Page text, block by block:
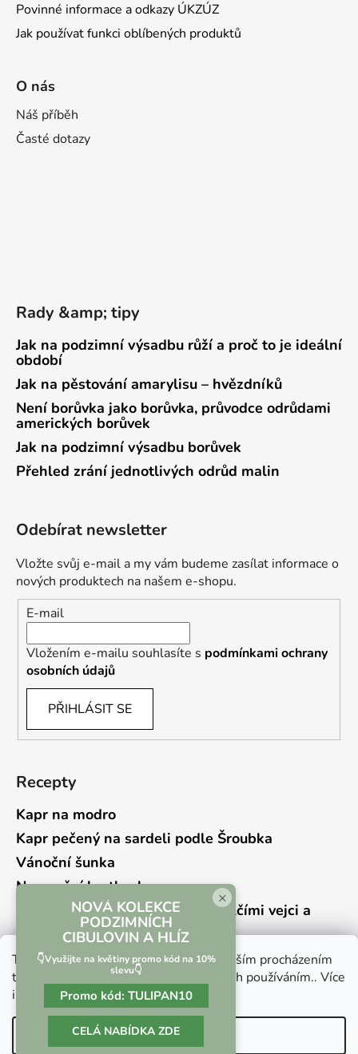
Tento web používá soubory cookie. Dalším procházením
tohoto webu vyjadřujete souhlas s jejich používáním.. Více
informacízde.
Nastavení
Povinné informace a odkazy ÚKZÚZ
Jak používat funkci oblíbených produktů
O nás
Náš příběh
Časté dotazy
Rady &amp; tipy
Jak na podzimní výsadbu růží a proč to je ideální
období
Jak na pěstování amarylisu – hvězdníků
Není borůvka jako borůvka, průvodce odrůdami
amerických borůvek
Jak na podzimní výsadbu borůvek
Přehled zrání jednotlivých odrůd malin
Odebírat newsletter
Vložte svůj e-mail a my vám budeme zasílat informace o
nových produktech na našem e-shopu.
E-mail
Vložením e-mailu souhlasíte s podmínkami ochrany
osobních údajů
PŘIHLÁSIT SE
Recepty
Kapr na modro
Kapr pečený na sardeli podle Šroubka
Vánoční šunka
Novoroční hrstkovka
Lehký bramborový salát s křepelčími vejci a
kyselou okurkou
Vrácení zboží a reklamace Kontaktní formulář
×
NOVÁ KOLEKCE
PODZIMNÍCH
CIBULOVIN A HLÍZ
👇Využijte na květiny promo kód na 10%
slevu👇
Promo kód: TULIPAN10
CELÁ NABÍDKA ZDE